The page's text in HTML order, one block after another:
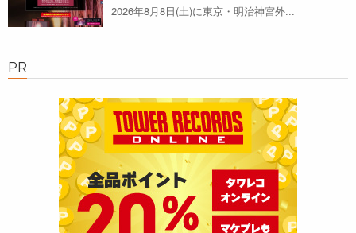
2026年8月8日(土)に東京・明治神宮外...
PR